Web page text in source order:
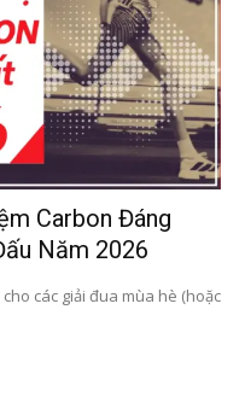
Carbon Đáng
Năm 2026
các giải đua mùa hè (hoặc